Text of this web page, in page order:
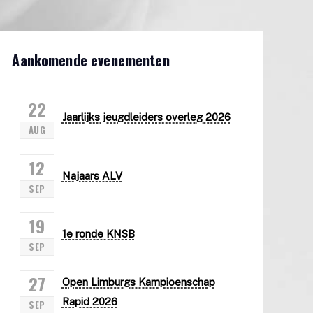
Aankomende evenementen
22
AUG
Jaarlijks jeugdleiders overleg 2026
12
SEP
Najaars ALV
19
SEP
1e ronde KNSB
27
SEP
Open Limburgs Kampioenschap
Rapid 2026